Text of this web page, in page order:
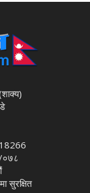
०७८
सुरक्षित